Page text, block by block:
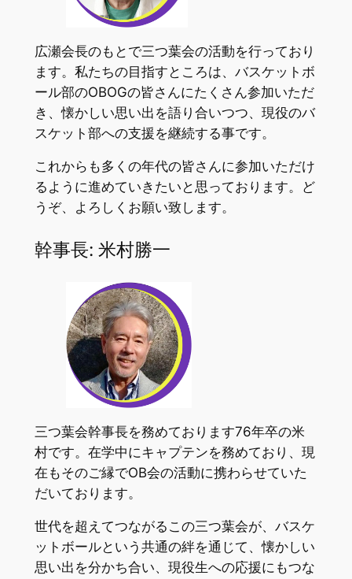
広瀬会長のもとで三つ葉会の活動を行っており
ます。私たちの目指すところは、バスケットボ
ール部のOBOGの皆さんにたくさん参加いただ
き、懐かしい思い出を語り合いつつ、現役のバ
スケット部への支援を継続する事です。
これからも多くの年代の皆さんに参加いただけ
るように進めていきたいと思っております。ど
うぞ、よろしくお願い致します。
幹事長: 米村勝一
三つ葉会幹事長を務めております76年卒の米
村です。在学中にキャプテンを務めており、現
在もそのご縁でOB会の活動に携わらせていた
だいております。
世代を超えてつながるこの三つ葉会が、バスケ
ットボールという共通の絆を通じて、懐かしい
思い出を分かち合い、現役生への応援にもつな